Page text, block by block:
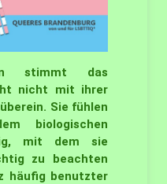
stimmt das
nicht mit ihrer
Sie fühlen
biologischen
mit dem sie
zu beachten
häufig benutzter